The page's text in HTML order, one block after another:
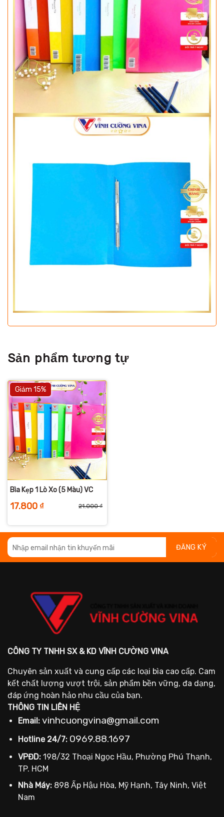
Sản phẩm tương tự
Giảm 15%
Bìa Kẹp 1 Lò Xo (5 Màu) VC
21.000₫
21.000 ₫.
17.800 ₫
là:
17.800 ₫.
CÔNG TY TNHH SX & KD VĨNH CƯỜNG VINA
Chuyên sản xuất và cung cấp các loại bìa cao cấp. Cam
kết chất lượng vượt trội, sản phẩm bền vững, đa dạng,
đáp ứng hoàn hảo nhu cầu của bạn.
THÔNG TIN LIÊN HỆ
Email: vinhcuongvina@gmail.com
Hotline 24/7: 0969.88.1697
VPĐD: 198/32 Thoại Ngọc Hầu, Phường Phú Thạnh,
TP. HCM
Nhà Máy: 898 Ấp Hậu Hòa, Mỹ Hạnh, Tây Ninh, Việt
Nam